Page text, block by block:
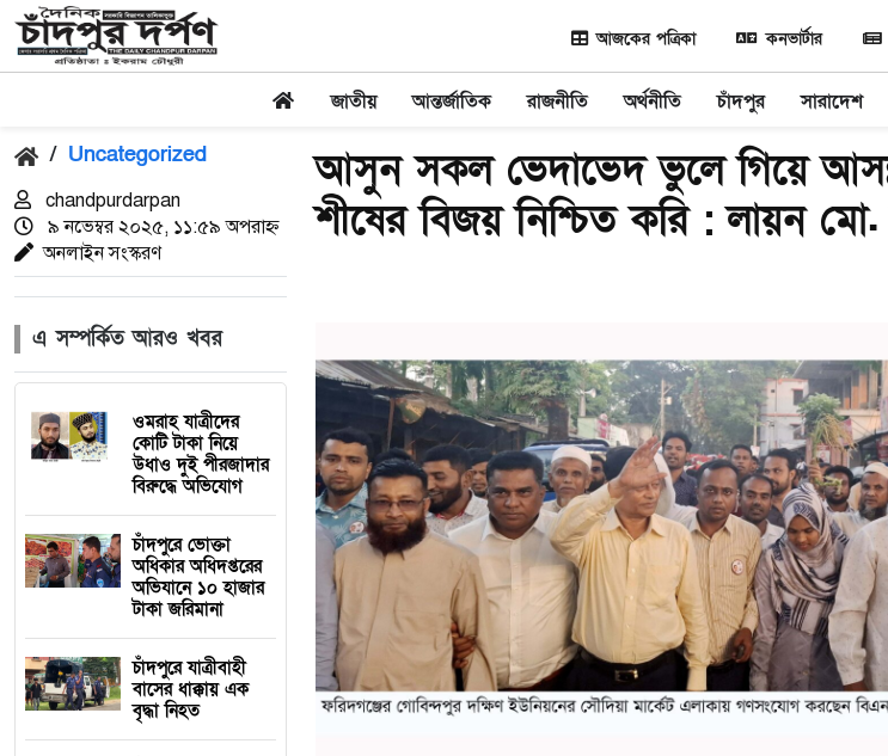
আজকের পত্রিকা কনভার্টার
জাতীয় আন্তর্জাতিক রাজনীতি অর্থনীতি চাঁদপুর সারাদেশ
/ Uncategorized
chandpurdarpan
৯ নভেম্বর ২০২৫, ১১:৫৯ অপরাহ্ন
অনলাইন সংস্করণ
এ সম্পর্কিত আরও খবর
ওমরাহ যাত্রীদের
কোটি টাকা নিয়ে
উধাও দুই পীরজাদার
বিরুদ্ধে অভিযোগ
চাঁদপুরে ভোক্তা
অধিকার অধিদপ্তরের
অভিযানে ১০ হাজার
টাকা জরিমানা
চাঁদপুরে যাত্রীবাহী
বাসের ধাক্কায় এক
বৃদ্ধা নিহত
আসুন সকল ভেদাভেদ ভুলে গিয়ে আসন্ন
শীষের বিজয় নিশ্চিত করি : লায়ন